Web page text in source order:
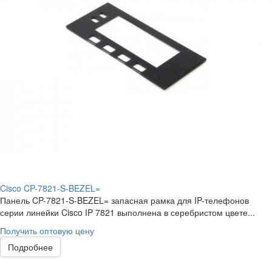
Cisco CP-7821-S-BEZEL=
Панель CP-7821-S-BEZEL= запасная рамка для IP-телефонов
серии линейки Cisco IP 7821 выполнена в серебристом цвете...
Получить оптовую цену
Подробнее